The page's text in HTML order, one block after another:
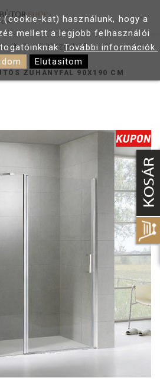
ZUHANYZÓK
ZUHANYFAL 90X190 CM
kat) használunk, hogy a
mellett a legjobb felhasználói
További információk.
Elutasítom